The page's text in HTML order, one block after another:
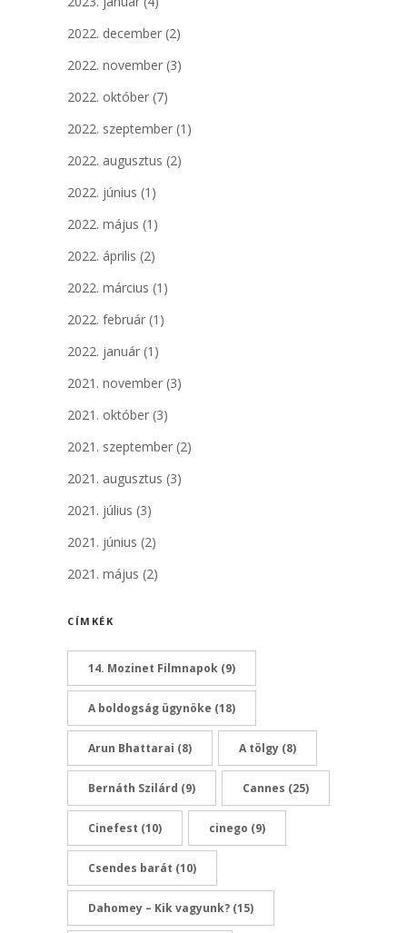
2022. december (2)
2022. november (3)
2022. október (7)
2022. szeptember (1)
2022. augusztus (2)
2022. június (1)
2022. május (1)
2022. április (2)
2022. március (1)
2022. február (1)
2022. január (1)
2021. november (3)
2021. október (3)
2021. szeptember (2)
2021. augusztus (3)
2021. július (3)
2021. június (2)
2021. május (2)
CÍMKÉK
14. Mozinet Filmnapok (9)
A boldogság ügynöke (18)
Arun Bhattarai (8) A tölgy (8)
Bernáth Szilárd (9) Cannes (25)
Cinefest (10) cinego (9)
Csendes barát (10)
Dahomey – Kik vagyunk? (15)